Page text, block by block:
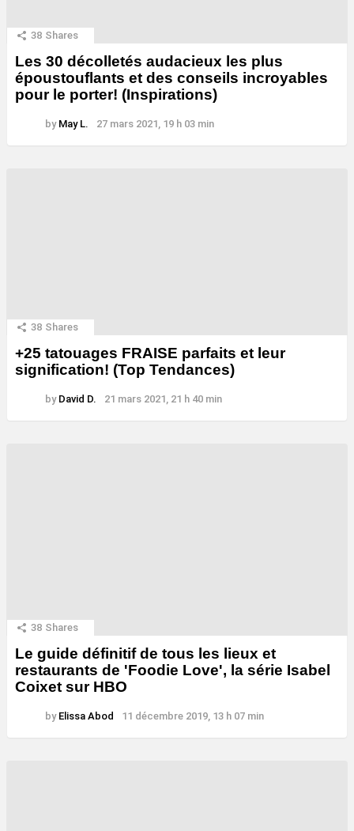
38 Shares
Les 30 décolletés audacieux les plus
époustouflants et des conseils incroyables
pour le porter! (Inspirations)
by May L. 27 mars 2021, 19 h 03 min
38 Shares
+25 tatouages ​​FRAISE parfaits et leur
signification! (Top Tendances)
by David D. 21 mars 2021, 21 h 40 min
38 Shares
Le guide définitif de tous les lieux et
restaurants de 'Foodie Love', la série Isabel
Coixet sur HBO
by Elissa Abod 11 décembre 2019, 13 h 07 min